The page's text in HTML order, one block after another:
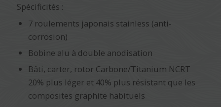
Spécificités :
7 roulements japonais stainless (anti-
corrosion)
Bobine alu à double anodisation
Bâti, carter, rotor Carbone/Titanium NCRT
20% plus léger et 40% plus résistant que les
composites graphite habituels